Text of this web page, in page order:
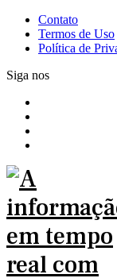
Contato
Termos de Uso
Política de
Siga nos